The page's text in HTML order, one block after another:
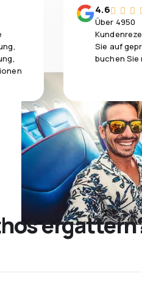
4.6
Über 4950
Sie auf
buchen Sie